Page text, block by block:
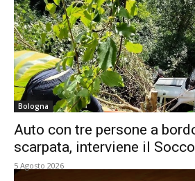
Bologna
Auto con tre persone a
scarpata, interviene il
5 Agosto 2026